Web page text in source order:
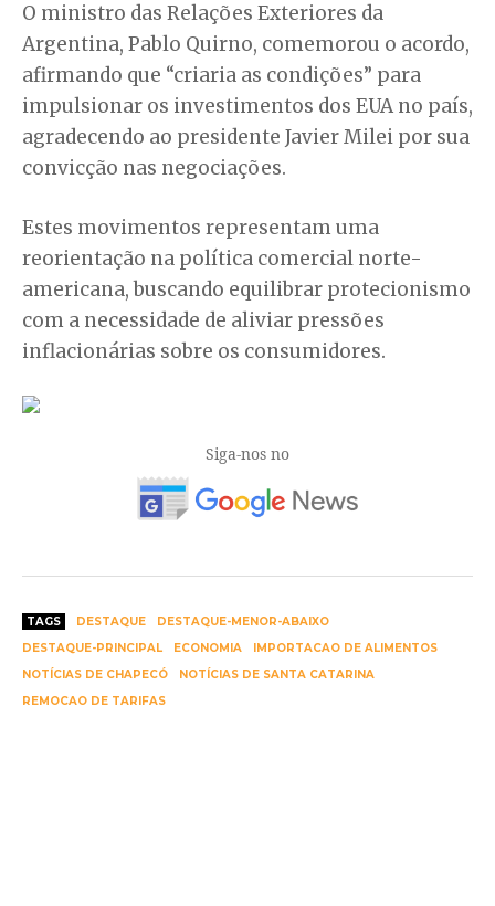
O ministro das Relações Exteriores da
Argentina, Pablo Quirno, comemorou o acordo,
afirmando que “criaria as condições” para
impulsionar os investimentos dos EUA no país,
agradecendo ao presidente Javier Milei por sua
convicção nas negociações.
Estes movimentos representam uma
reorientação na política comercial norte-
americana, buscando equilibrar protecionismo
com a necessidade de aliviar pressões
inflacionárias sobre os consumidores.
Siga-nos no
TAGS DESTAQUE
DESTAQUE-MENOR-ABAIXO
DESTAQUE-PRINCIPAL
ECONOMIA
IMPORTACAO DE ALIMENTOS
NOTÍCIAS DE CHAPECÓ
NOTÍCIAS DE SANTA CATARINA
REMOCAO DE TARIFAS